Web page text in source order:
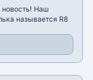
Наш
называется R8